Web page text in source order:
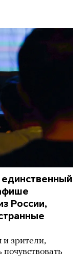
России,
и зрители,